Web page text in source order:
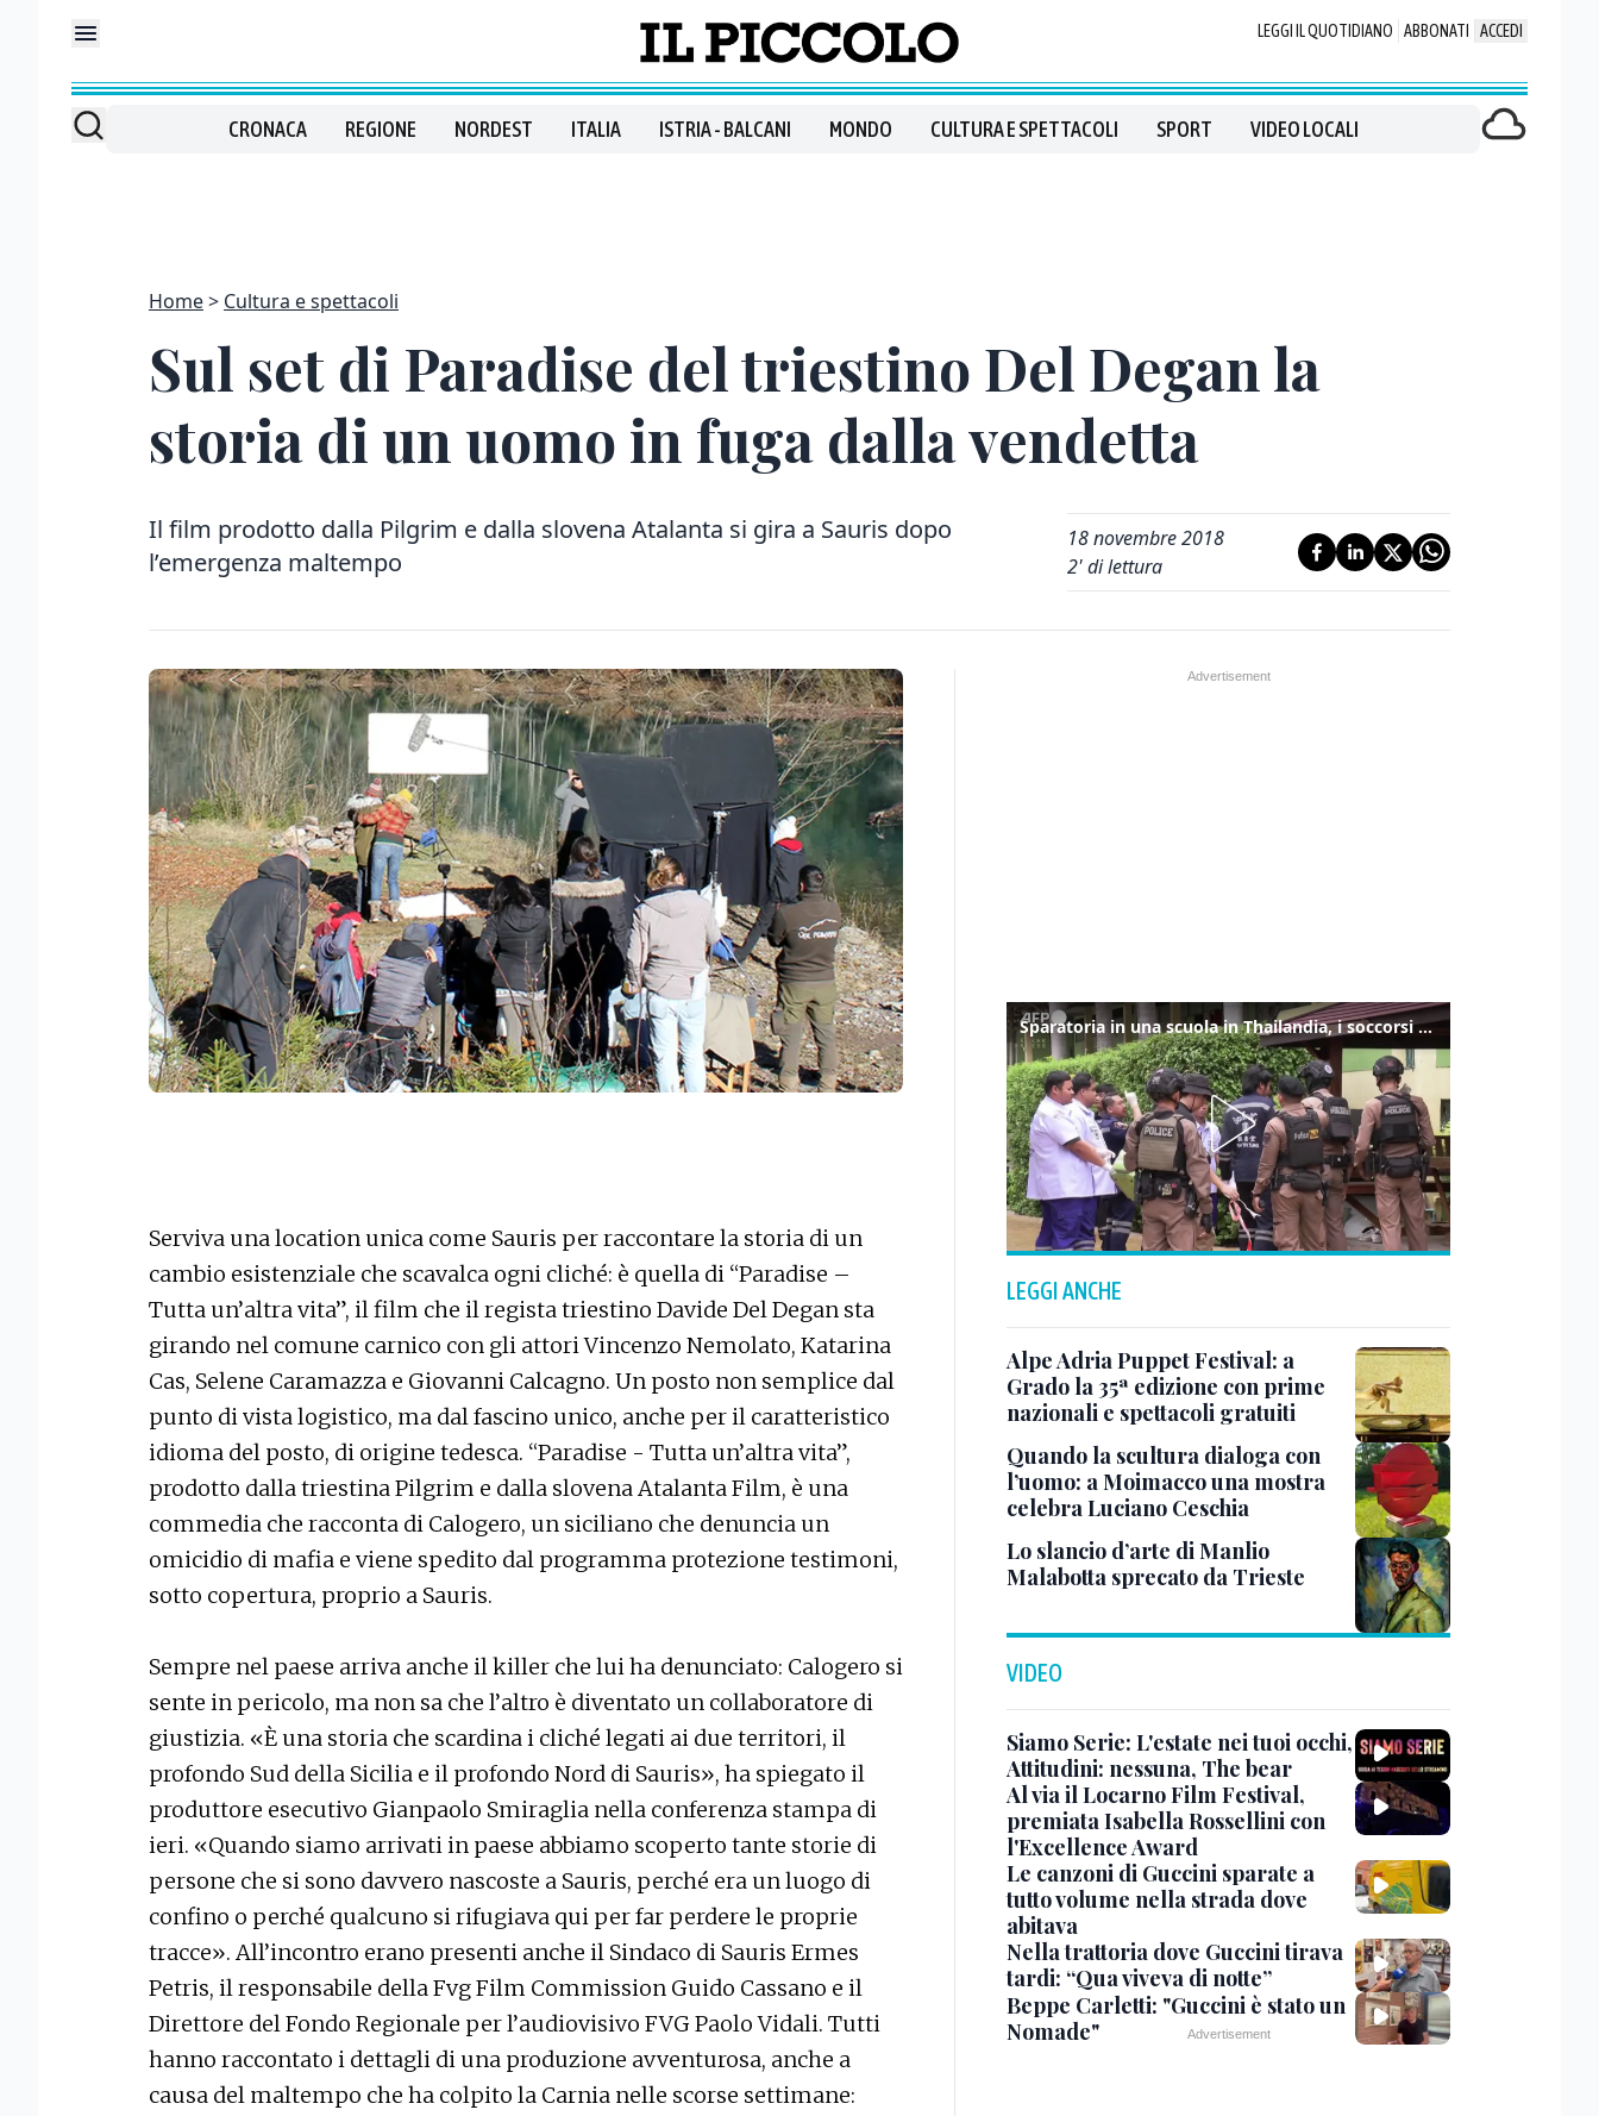
LEGGI IL QUOTIDIANO ABBONATI ACCEDI
CRONACA REGIONE NORDEST ITALIA ISTRIA - BALCANI MONDO CULTURA E SPETTACOLI SPORT VIDEO LOCALI
Home Cultura e spettacoli
Sul set di Paradise del triestino Del Degan la
storia di un uomo in fuga dalla vendetta
Il film prodotto dalla Pilgrim e dalla slovena Atalanta si gira a Sauris dopo
l’emergenza maltempo
18 novembre 2018
2' di lettura
Serviva una location unica come Sauris per raccontare la storia di un
cambio esistenziale che scavalca ogni cliché: è quella di “Paradise –
Tutta un’altra vita”, il film che il regista triestino Davide Del Degan sta
girando nel comune carnico con gli attori Vincenzo Nemolato, Katarina
Cas, Selene Caramazza e Giovanni Calcagno. Un posto non semplice dal
punto di vista logistico, ma dal fascino unico, anche per il caratteristico
idioma del posto, di origine tedesca. “Paradise - Tutta un’altra vita”,
prodotto dalla triestina Pilgrim e dalla slovena Atalanta Film, è una
commedia che racconta di Calogero, un siciliano che denuncia un
omicidio di mafia e viene spedito dal programma protezione testimoni,
sotto copertura, proprio a Sauris.
Sempre nel paese arriva anche il killer che lui ha denunciato: Calogero si
sente in pericolo, ma non sa che l’altro è diventato un collaboratore di
giustizia. «È una storia che scardina i cliché legati ai due territori, il
profondo Sud della Sicilia e il profondo Nord di Sauris», ha spiegato il
produttore esecutivo Gianpaolo Smiraglia nella conferenza stampa di
ieri. «Quando siamo arrivati in paese abbiamo scoperto tante storie di
persone che si sono davvero nascoste a Sauris, perché era un luogo di
confino o perché qualcuno si rifugiava qui per far perdere le proprie
tracce». All’incontro erano presenti anche il Sindaco di Sauris Ermes
Petris, il responsabile della Fvg Film Commission Guido Cassano e il
Direttore del Fondo Regionale per l’audiovisivo FVG Paolo Vidali. Tutti
hanno raccontato i dettagli di una produzione avventurosa, anche a
causa del maltempo che ha colpito la Carnia nelle scorse settimane:
Sparatoria in una scuola in Thailandia, i soccorsi sul posto
LEGGI ANCHE
Alpe Adria Puppet Festival: a
Grado la 35ª edizione con prime
nazionali e spettacoli gratuiti
Quando la scultura dialoga con
l’uomo: a Moimacco una mostra
celebra Luciano Ceschia
Lo slancio d’arte di Manlio
Malabotta sprecato da Trieste
VIDEO
Siamo Serie: L'estate nei tuoi occhi,
Attitudini: nessuna, The bear
Al via il Locarno Film Festival,
premiata Isabella Rossellini con
l'Excellence Award
Le canzoni di Guccini sparate a
tutto volume nella strada dove
abitava
Nella trattoria dove Guccini tirava
tardi: “Qua viveva di notte”
Beppe Carletti: "Guccini è stato un
Nomade"